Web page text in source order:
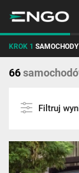
KROK 1 SAMOCHODY
66
Filtruj